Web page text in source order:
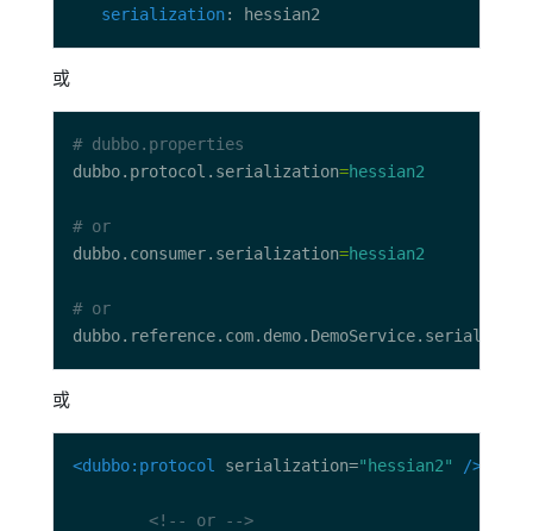
serialization
或
# dubbo.properties
dubbo.protocol.serialization=hessian2
# or
dubbo.consumer.serialization=hessian2
# or
或
<dubbo:protocol serialization="hessian2" />
<!-- or -->